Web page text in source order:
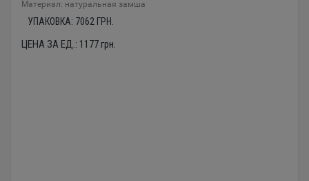
Материал: натуральная замша
УПАКОВКА: 7062 ГРН.
ЦЕНА ЗА ЕД.: 1177грн.